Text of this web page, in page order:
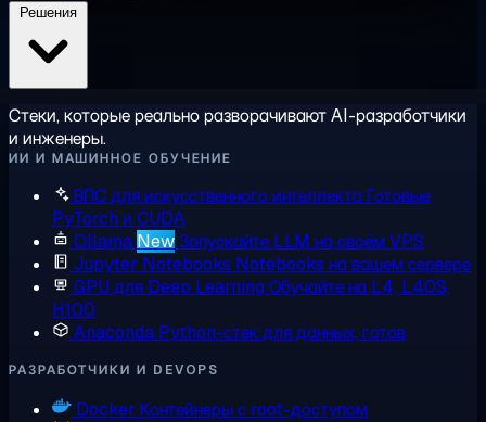
Стеки, которые реально разворачивают AI-разработчики
и инженеры.
ИИ И МАШИННОЕ ОБУЧЕНИЕ
ВПС для искусственного интеллектаГотовые
PyTorch и CUDA
Ollama NewЗапускайте LLM на своём VPS
Jupyter Notebooks Notebooks на вашем сервере
GPU для Deep Learning Обучайте на L4, L40S,
H100
Anaconda Python-стек для данных, готов
РАЗРАБОТЧИКИ И DEVOPS
Docker Контейнеры с root-доступом